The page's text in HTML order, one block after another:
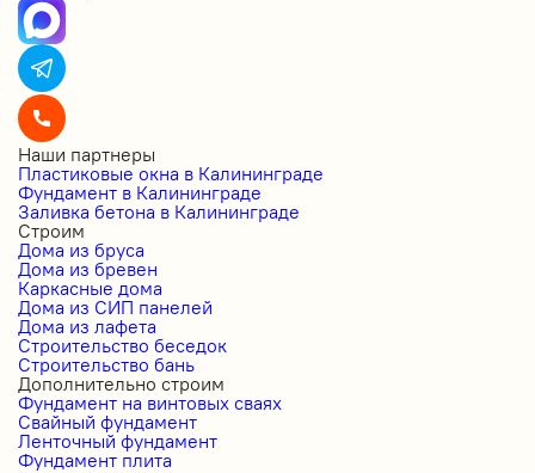
Наши партнеры
Пластиковые окна в Калининграде
Фундамент в Калининграде
Заливка бетона в Калининграде
Строим
Дома из бруса
Дома из бревен
Каркасные дома
Дома из СИП панелей
Дома из лафета
Строительство беседок
Строительство бань
Дополнительно строим
Фундамент на винтовых сваях
Свайный фундамент
Ленточный фундамент
Фундамент плита